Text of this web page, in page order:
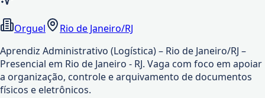
Orguel
Rio de Janeiro/RJ
Aprendiz Administrativo (Logística) – Rio de Janeiro/RJ –
Presencial em Rio de Janeiro - RJ. Vaga com foco em apoiar
a organização, controle e arquivamento de documentos
físicos e eletrônicos.